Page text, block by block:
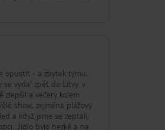
opustit - a zbytek týmu,
vydal zpět do Litvy. v
zlepšil a večery kolem
na